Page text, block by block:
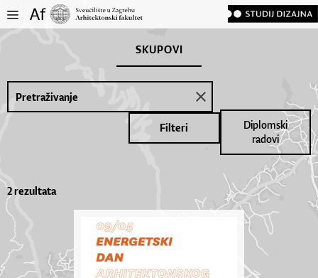
SKUPOVI
Diplomski
radovi
Filteri
2 rezultata